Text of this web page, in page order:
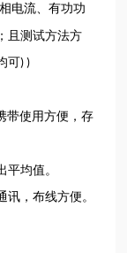
电流、有功功
且测试方法方
可) )
带使用方便，存
平均值。
，布线方便。